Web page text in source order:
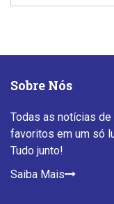
Sobre Nós
Todas as notícias
favoritos em um só
Tudo junto!
Saiba Mais